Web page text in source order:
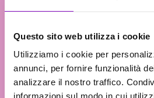
Questo sito web utilizza i cookie
Utilizziamo i cookie per
annunci, per fornire funzionalità
analizzare il nostro traffico.
informazioni sul modo in cui